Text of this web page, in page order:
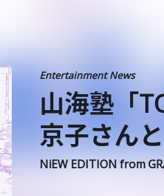
Entertainment News
山海塾「
京子さん
NiEW EDITION from